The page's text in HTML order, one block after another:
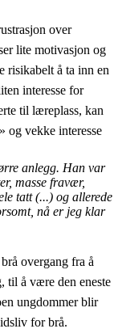
over
lite motivasjon og
risikabelt å ta inn en
interesse for
til læreplass, kan
og vekke interesse
anlegg. Han var
masse fravær,
tatt (...) og allerede
nå er jeg klar
overgang fra å
til å være den eneste
ungdommer blir
for brå.